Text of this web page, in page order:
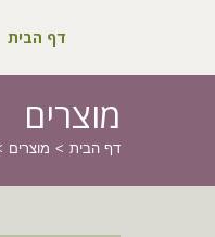
דף הבית
מוצרים
דף הבית מוצרים